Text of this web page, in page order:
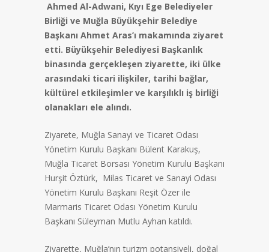
Ahmed Al-Adwani, Kıyı Ege Belediyeler
Birliği ve Muğla Büyükşehir Belediye
Başkanı Ahmet Aras’ı makamında ziyaret
etti. Büyükşehir Belediyesi Başkanlık
binasında gerçekleşen ziyarette, iki ülke
arasındaki ticari ilişkiler, tarihi bağlar,
kültürel etkileşimler ve karşılıklı iş birliği
olanakları ele alındı.
Ziyarete, Muğla Sanayi ve Ticaret Odası
Yönetim Kurulu Başkanı Bülent Karakuş,
Muğla Ticaret Borsası Yönetim Kurulu Başkanı
Hurşit Öztürk, Milas Ticaret ve Sanayi Odası
Yönetim Kurulu Başkanı Reşit Özer ile
Marmaris Ticaret Odası Yönetim Kurulu
Başkanı Süleyman Mutlu Ayhan katıldı.
Ziyarette, Muğla’nın turizm potansiyeli, doğal